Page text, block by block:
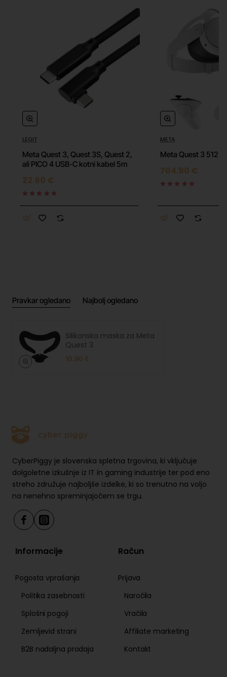
LEGIT
Meta Quest 3, Quest 3S, Quest 2,
ali PICO 4 USB-C kotni kabel 5m
22.90 €
META
Meta
704.90 €
Pravkar ogledano Najbolj ogledano
Silikonska maska za Meta
Quest 3
10.90 €
CyberPiggy je slovenska spletna trgovina, ki vključuje
dolgoletne izkušnje iz IT in gaming industrije ter pod eno
streho združuje najboljše izdelke, ki so trenutno na voljo
na nenehno spreminjajočem se trgu.
Informacije
Pogosta vprašanja
Politika zasebnosti
Splošni pogoji
Zemljevid strani
B2B nadaljna prodaja
Račun
Prijava
Naročila
Vračila
Affiliate marketing
Kontakt